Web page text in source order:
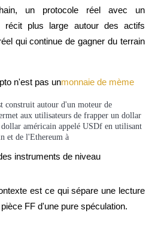
un protocole réel avec un
récit plus large autour des actifs
qui continue de gagner du terrain
n'est pas unmonnaie de mème
construit autour d'un moteur de
aux utilisateurs de frapper un dollar
américain appelé USDf en utilisant
et de l'Ethereum à
instruments de niveau
est ce qui sépare une lecture
FF d'une pure spéculation.